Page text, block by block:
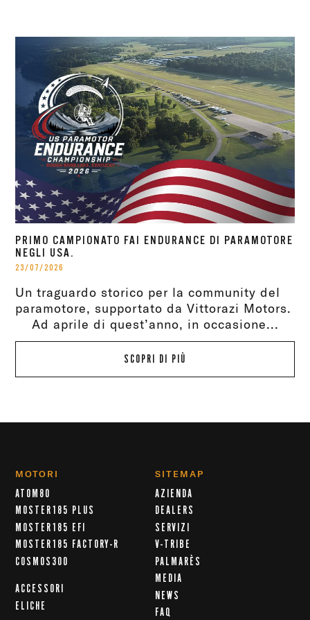
PRIMO CAMPIONATO FAI ENDURANCE DI PARAMOTORE
NEGLI USA.
23/07/2026
Un traguardo storico per la community del
paramotore, supportato da Vittorazi Motors.
Ad aprile di quest’anno, in occasione...
SCOPRI DI PIÙ
MOTORI
ATOM80
MOSTER185 PLUS
MOSTER185 EFI
MOSTER185 FACTORY-R
COSMOS300
ACCESSORI
ELICHE
SITEMAP
AZIENDA
DEALERS
SERVIZI
V-TRIBE
PALMARÈS
MEDIA
NEWS
FAQ